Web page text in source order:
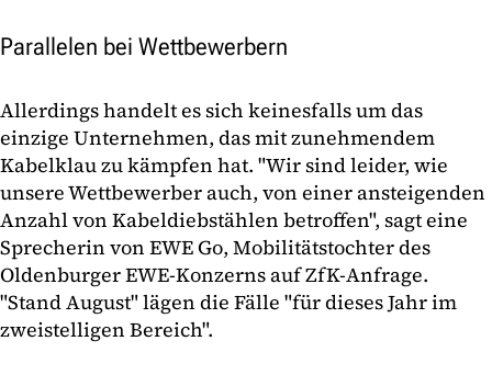
Parallelen bei Wettbewerbern
Allerdings handelt es sich keinesfalls um das
einzige Unternehmen, das mit zunehmendem
Kabelklau zu kämpfen hat. "Wir sind leider, wie
unsere Wettbewerber auch, von einer ansteigenden
Anzahl von Kabeldiebstählen betroffen", sagt eine
Sprecherin von EWE Go, Mobilitätstochter des
Oldenburger EWE-Konzerns auf ZfK-Anfrage.
"Stand August" lägen die Fälle "für dieses Jahr im
zweistelligen Bereich".